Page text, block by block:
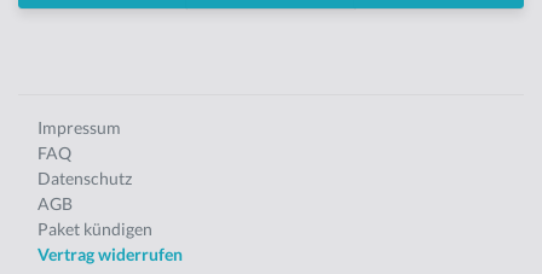
Impressum
FAQ
Datenschutz
AGB
Paket kündigen
Vertrag widerrufen